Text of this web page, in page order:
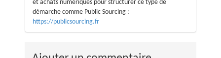
et achats numériques pour structurer ce type de
démarche comme Public Sourcing :
https://publicsourcing.fr